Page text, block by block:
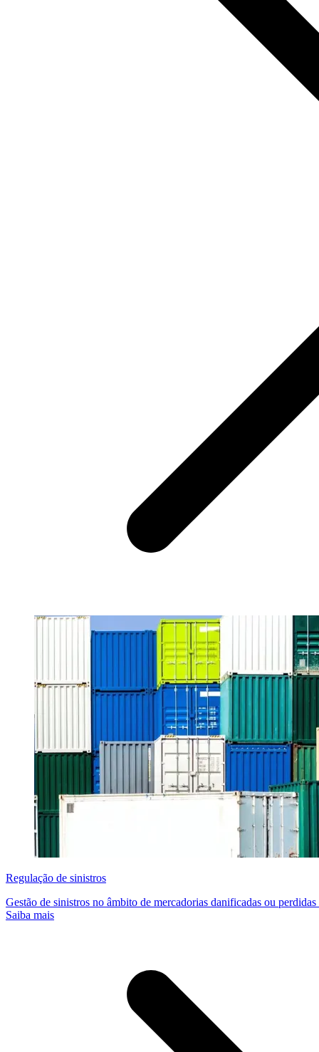
Regulação de sinistros
Gestão de sinistros no âmbito de mercadorias danificadas ou
Saiba mais